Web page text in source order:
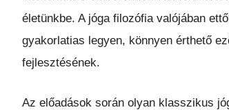
életünkbe. A jóga filozófia valójában
gyakorlatias legyen, könnyen érthető
fejlesztésének.
Az előadások során olyan klasszikus